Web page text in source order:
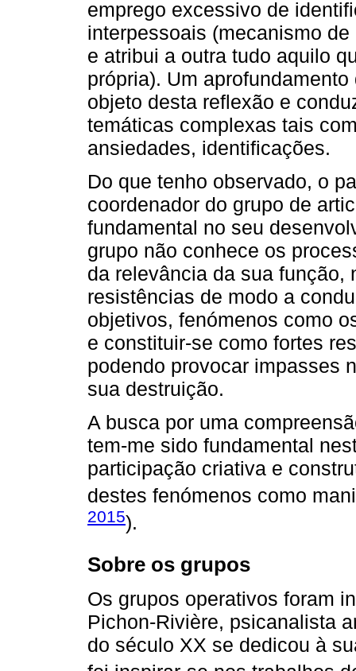
emprego excessivo de
interpessoais (mecanismo
e atribui a outra tudo aquilo
própria). Um
objeto desta reflexão e
temáticas complexas tais
ansiedades, identificações.
Do que tenho observado, o
coordenador do grupo de
fundamental no seu
grupo não conhece os
da relevância da sua função,
resistências de modo a
objetivos, fenómenos como
e constituir-se como fortes
podendo provocar impasses
sua destruição.
A busca por uma
tem-me sido fundamental
participação criativa e
destes fenómenos como
2015).
Sobre os grupos
Os grupos operativos foram
Pichon-Rivière, psicanalista
do século XX se dedicou à